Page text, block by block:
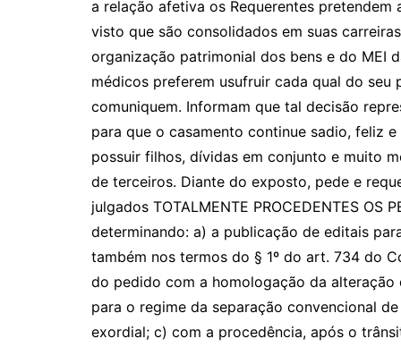
a relação afetiva os Requerentes
visto que são consolidados em suas
organização patrimonial dos bens e do MEI
médicos preferem usufruir cada qual do seu
comuniquem. Informam que tal decisão
para que o casamento continue sadio, feliz
possuir filhos, dívidas em conjunto e muito
de terceiros. Diante do exposto, pede e
julgados TOTALMENTE PROCEDENTES OS
determinando: a) a publicação de editais
também nos termos do § 1º do art. 734 do
do pedido com a homologação da
para o regime da separação convencional
exordial; c) com a procedência, após o